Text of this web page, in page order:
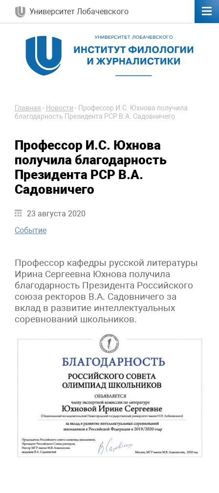
Университет Лобачевского
Главная - Новости - Профессор И.С. Юхнова получила
благодарность Президента РСР В.А. Садовничего
Профессор И.С. Юхнова
получила благодарность
Президента РСР В.А.
Садовничего
23 августа 2020
Событие
Профессор кафедры русской литературы
Ирина Сергеевна Юхнова получила
благодарность Президента Российского
союза ректоров В.А. Садовничего за
вклад в развитие интеллектуальных
соревнований школьников.